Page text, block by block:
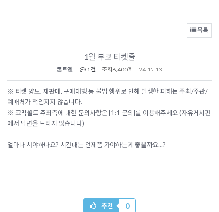
목록
1월 부코 티켓줄
콘트엔 1건 조회 6,400회 24.12.13
※ 티켓 양도, 재판매, 구매대행 등 불법 행위로 인해 발생한 피해는 주최/주관/
예매처가 책임지지 않습니다.
※ 코믹월드 주최측에 대한 문의사항은 [1:1 문의]를 이용해주세요 (자유게시판
에서 답변을 드리지 않습니다)
얼마나 서야하나요? 시간대는 언제쯤 가야하는게 좋을까요...?
추천 0